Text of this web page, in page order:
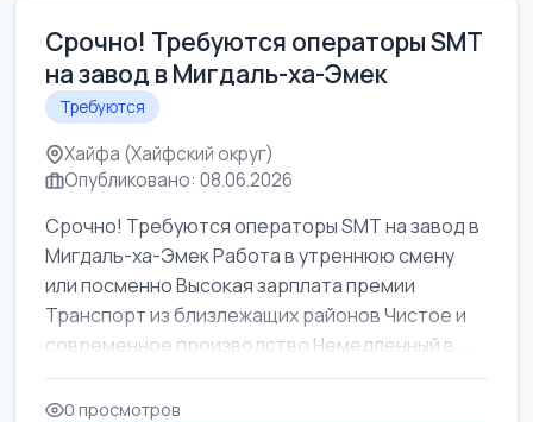
Срочно! Требуются операторы SMT
на завод в Мигдаль-ха-Эмек
Требуются
Хайфа (Хайфский округ)
Опубликовано: 08.06.2026
Срочно! Требуются операторы SMT на завод в
Мигдаль-ха-Эмек Работа в утреннюю смену
или посменно Высокая зарплата премии
Транспорт из близлежащих районов Чистое и
современное производство Немедленный в...
0 просмотров